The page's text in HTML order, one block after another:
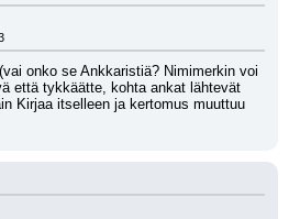
onko se Ankkaristiä? Nimimerkin voi
että tykkäätte, kohta ankat lähtevät
Kirjaa itselleen ja kertomus muuttuu